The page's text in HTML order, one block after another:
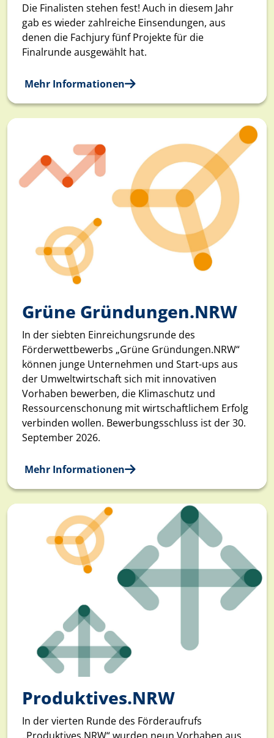
Die Finalisten stehen fest! Auch in diesem Jahr
gab es wieder zahlreiche Einsendungen, aus
denen die Fachjury fünf Projekte für die
Finalrunde ausgewählt hat.
Mehr Informationen
Grüne Gründungen.NRW
In der siebten Einreichungsrunde des
Förderwettbewerbs „Grüne Gründungen.NRW“
können junge Unternehmen und Start-ups aus
der Umweltwirtschaft sich mit innovativen
Vorhaben bewerben, die Klimaschutz und
Ressourcenschonung mit wirtschaftlichem Erfolg
verbinden wollen. Bewerbungsschluss ist der 30.
September 2026.
Mehr Informationen
Produktives.NRW
In der vierten Runde des Förderaufrufs